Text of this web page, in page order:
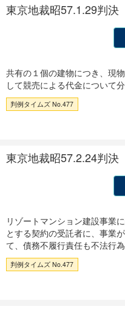
東京地裁昭57.1.29判決
共有の１個の建物につき、現
して競売による代金について
判例タイムズ No.477
東京地裁昭57.2.24判決
リゾートマンション建設事業
とする契約の受託者に、事業
て、債務不履行責任も不法行
判例タイムズ No.477